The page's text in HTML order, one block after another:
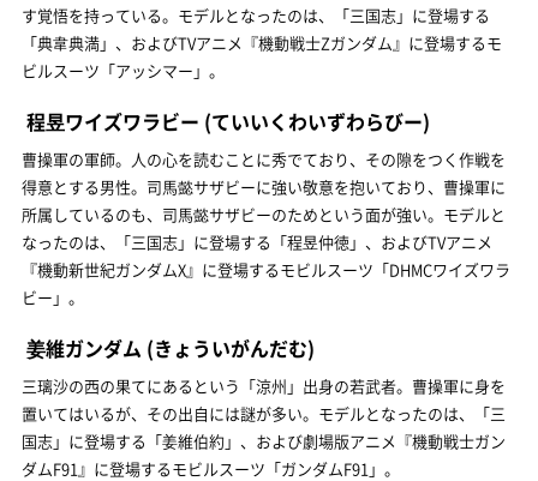
す覚悟を持っている。モデルとなったのは、「三国志」に登場する
「典韋典満」、およびTVアニメ『機動戦士Ζガンダム』に登場するモ
ビルスーツ「アッシマー」。
程昱ワイズワラビー (ていいくわいずわらびー)
曹操軍の軍師。人の心を読むことに秀でており、その隙をつく作戦を
得意とする男性。司馬懿サザビーに強い敬意を抱いており、曹操軍に
所属しているのも、司馬懿サザビーのためという面が強い。モデルと
なったのは、「三国志」に登場する「程昱仲徳」、およびTVアニメ
『機動新世紀ガンダムX』に登場するモビルスーツ「DHMCワイズワラ
ビー」。
姜維ガンダム (きょういがんだむ)
三璃沙の西の果てにあるという「涼州」出身の若武者。曹操軍に身を
置いてはいるが、その出自には謎が多い。モデルとなったのは、「三
国志」に登場する「姜維伯約」、および劇場版アニメ『機動戦士ガン
ダムF91』に登場するモビルスーツ「ガンダムF91」。